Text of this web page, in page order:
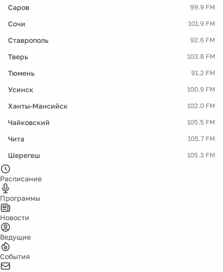
Саров 99.9 FM
Сочи 101.9 FM
Ставрополь 92.6 FM
Тверь 103.8 FM
Тюмень 91.2 FM
Усинск 100.9 FM
Ханты-Мансийск 102.0 FM
Чайковский 105.5 FM
Чита 105.7 FM
Шерегеш 105.3 FM
Расписание
Программы
Новости
Ведущие
События